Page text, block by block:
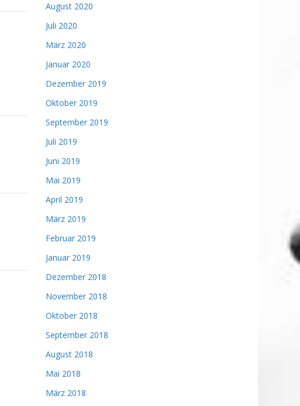
August 2020
Juli 2020
März 2020
Januar 2020
Dezember 2019
Oktober 2019
September 2019
Juli 2019
Juni 2019
Mai 2019
April 2019
März 2019
Februar 2019
Januar 2019
Dezember 2018
November 2018
Oktober 2018
September 2018
August 2018
Mai 2018
März 2018